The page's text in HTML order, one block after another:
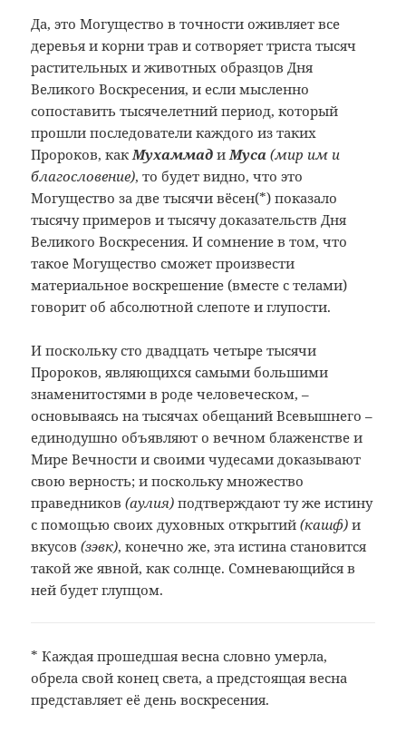
Да, это Могущество в точности оживляет все
деревья и корни трав и сотворяет триста тысяч
растительных и животных образцов Дня
Великого Воскресения, и если мысленно
сопоставить тысячелетний период, который
прошли последователи каждого из таких
Пророков, какМухаммадиМуса(мир им и
благословение), то будет видно, что это
Могущество за две тысячи вёсен(*) показало
тысячу примеров и тысячу доказательств Дня
Великого Воскресения. И сомнение в том, что
такое Могущество сможет произвести
материальное воскрешение (вместе с телами)
говорит об абсолютной слепоте и глупости.
И поскольку сто двадцать четыре тысячи
Пророков, являющихся самыми большими
знаменитостями в роде человеческом, –
основываясь на тысячах обещаний Всевышнего –
единодушно объявляют о вечном блаженстве и
Мире Вечности и своими чудесами доказывают
свою верность; и поскольку множество
праведников(аулия) подтверждают ту же истину
с помощью своих духовных открытий(кашф) и
вкусов(зэвк), конечно же, эта истина становится
такой же явной, как солнце. Сомневающийся в
ней будет глупцом.
*Каждая прошедшая весна словно умерла,
обрела свой конец света, а предстоящая весна
представляет её день воскресения.